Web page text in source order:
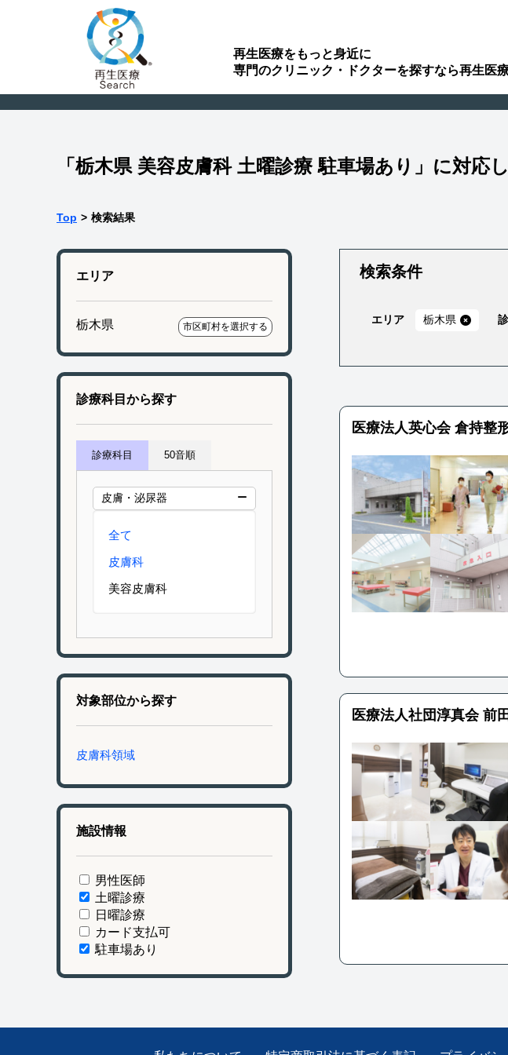
再生医療をもっと身近に
専門のクリニック・ドクターを探すなら再生医
「栃木県 美容皮膚科 土曜診療 駐車場あり」に対応
Top > 検索結果
エリア
栃木県 市区町村を選択する
診療科目から探す
診療科目 50音順
皮膚・泌尿器
全て
皮膚科
美容皮膚科
対象部位から探す
皮膚科領域
施設情報
男性医師
土曜診療
日曜診療
カード支払可
駐車場あり
検索条件
エリア 栃木県
医療法人英心会 倉持整
医療法人社団淳真会 前